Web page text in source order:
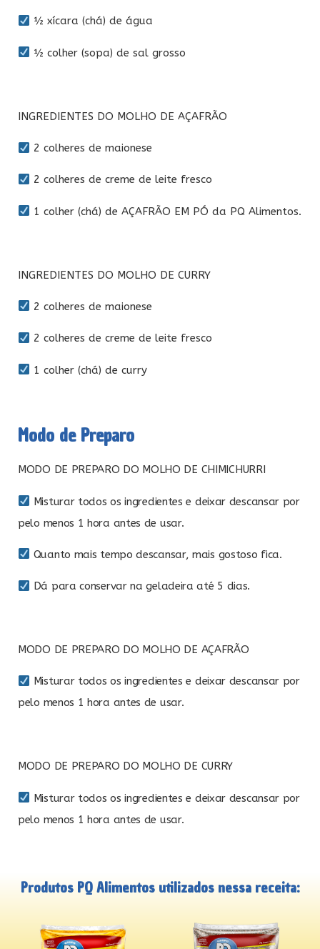
½ xícara (chá) de água
½ colher (sopa) de sal grosso
INGREDIENTES DO MOLHO DE AÇAFRÃO
2 colheres de maionese
2 colheres de creme de leite fresco
1 colher (chá) de AÇAFRÃO EM PÓ da PQ Alimentos.
INGREDIENTES DO MOLHO DE CURRY
2 colheres de maionese
2 colheres de creme de leite fresco
1 colher (chá) de curry
Modo de Preparo
MODO DE PREPARO DO MOLHO DE CHIMICHURRI
Misturar todos os ingredientes e deixar descansar por
pelo menos 1 hora antes de usar.
Quanto mais tempo descansar, mais gostoso fica.
Dá para conservar na geladeira até 5 dias.
MODO DE PREPARO DO MOLHO DE AÇAFRÃO
Misturar todos os ingredientes e deixar descansar por
pelo menos 1 hora antes de usar.
MODO DE PREPARO DO MOLHO DE CURRY
Misturar todos os ingredientes e deixar descansar por
pelo menos 1 hora antes de usar.
Produtos PQ Alimentos utilizados nessa receita: